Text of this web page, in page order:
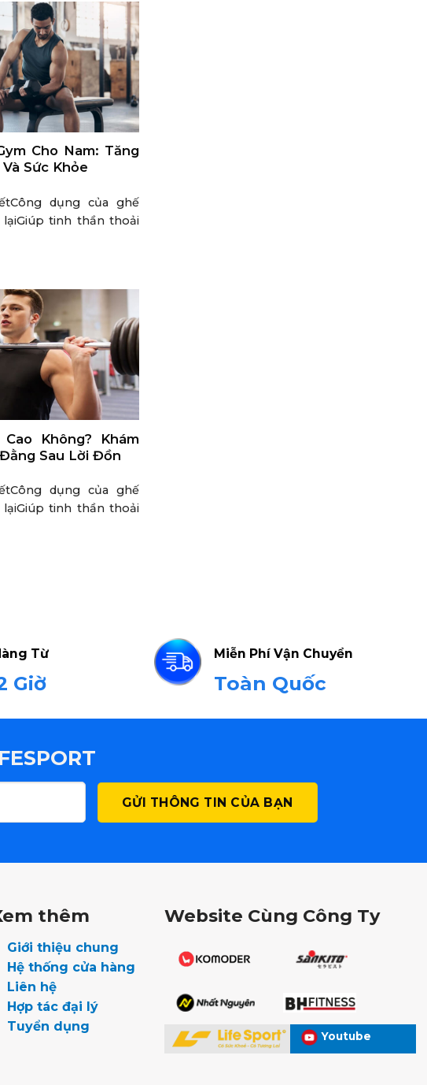
Cho Nam: Tăng
Sức Khỏe
dụng của ghế
lạiGiúp tinh thần thoải
Không? Khám
Sau Lời Đồn
dụng của ghế
lạiGiúp tinh thần thoải
Từ
Giờ
Miễn Phí Vận Chuyển
Toàn Quốc
thêm
Giới thiệu chung
Hệ thống cửa hàng
Liên hệ
Hợp tác đại lý
Tuyển dụng
Website Cùng Công Ty
Youtube